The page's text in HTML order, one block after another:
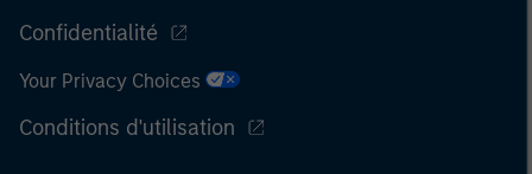
Confidentialité
Your Privacy Choices
Conditions d'utilisation